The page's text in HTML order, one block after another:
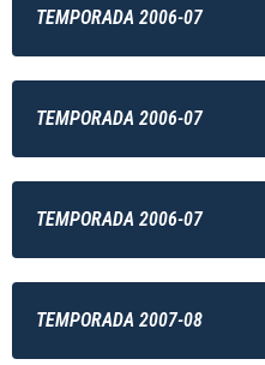
TEMPORADA 2006-07
TEMPORADA 2006-07
TEMPORADA 2006-07
TEMPORADA 2007-08